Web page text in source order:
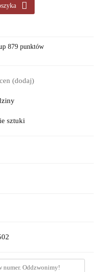
879 punktów
(dodaj)
sztuki